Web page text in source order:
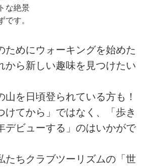
な絶景
です。
ためにウォーキングを始めた
から新しい趣味を見つけたい
山を日頃登られている方も！
けてから」ではなく、「歩き
デビューする」のはいかがで
たちクラブツーリズムの「世